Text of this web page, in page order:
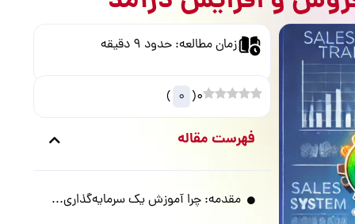
0
(
0
)
فهرست مقاله
مقدمه: چرا آموزش یک سرمایه‌گذاری استراتژیک است؟